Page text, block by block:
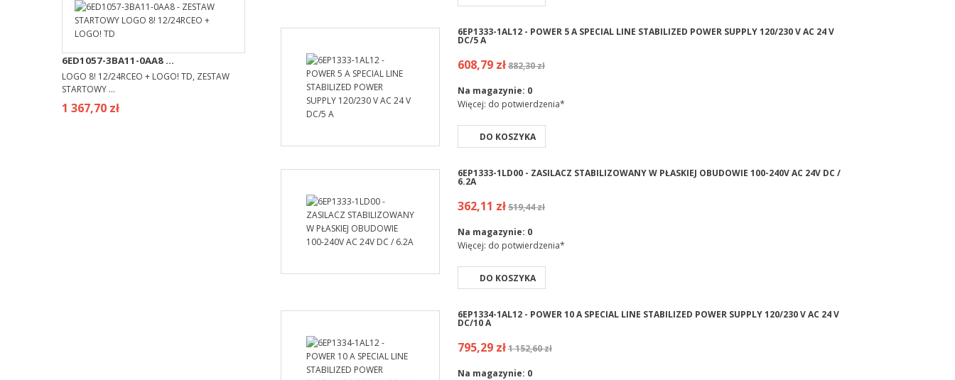
6ED1057-3BA11-0AA8 ...
LOGO 8! 12/24RCEO + LOGO! TD, ZESTAW
STARTOWY ...
1 367,70 zł
6EP1333-1AL12 - POWER 5 A SPECIAL LINE STABILIZED POWER SUPPLY 120/230 V AC 24 V
DC/5 A
608,79 zł882,30 zł
Na magazynie: 0
Więcej: do potwierdzenia*
DO KOSZYKA
6EP1333-1LD00 - ZASILACZ STABILIZOWANY W PŁASKIEJ OBUDOWIE 100-240V AC 24V DC /
6.2A
362,11 zł519,44 zł
Na magazynie: 0
Więcej: do potwierdzenia*
DO KOSZYKA
6EP1334-1AL12 - POWER 10 A SPECIAL LINE STABILIZED POWER SUPPLY 120/230 V AC 24 V
DC/10 A
795,29 zł1 152,60 zł
Na magazynie: 0